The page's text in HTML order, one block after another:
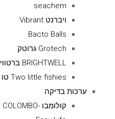
seachem
ויברנט Vibrant
Bacto Balls
Grotech גרוטק
BRIGHTWELL ברטוויול
Two little fishies טו ליטל פיש
ערכות בדיקה
קולומבו -COLOMBO